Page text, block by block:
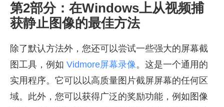
第2部分：在Windows上从视频捕
获静止图像的最佳方法
除了默认方法外，您还可以尝试一些强大的屏幕截
图工具，例如 Vidmore屏幕录像。这是一个通用的
实用程序。它可以以高质量图片截屏屏幕的任何区
域。此外，您可以获得广泛的奖励功能，例如图像